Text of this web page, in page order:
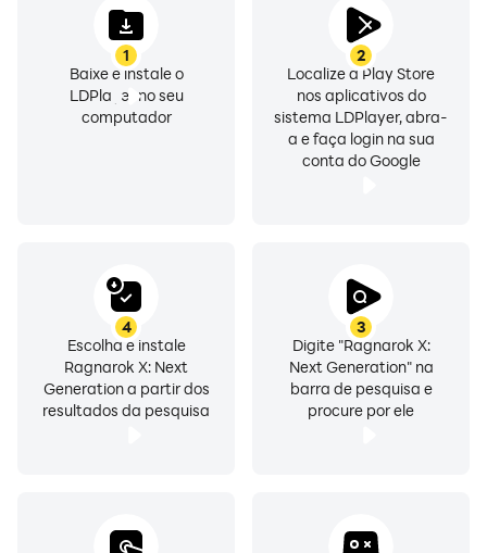
Facebook: https://www.facebook.com/profile.php?
id=61573683792117
YouTube:
https://www.youtube.com/@RagnarokXGlobal
X: https://x.com/ragnarokxglobal
1
Baixe e instale o
LDPlayer no seu
computador
2
Localize a Play Store
nos aplicativos do
sistema LDPlayer, abra-
a e faça login na sua
conta do Google
3
Digite "Ragnarok X:
Next Generation" na
barra de pesquisa e
procure por ele
4
Escolha e instale
Ragnarok X: Next
Generation a partir dos
resultados da pesquisa